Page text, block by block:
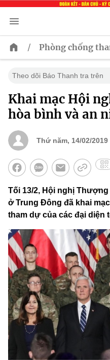
/ Phòng chống
Theo dõi Báo Thanh tra trên
Khai mạc Hội
hòa bình và an
Thứ năm, 14/02/2019
Tối 13/2, Hội nghị
ở Trung Đông đã khai
tham dự của các đại diện